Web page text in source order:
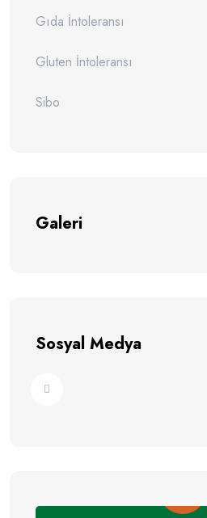
Gıda İntoleransı
Gluten İntoleransı
Sibo
Galeri
Sosyal Medya